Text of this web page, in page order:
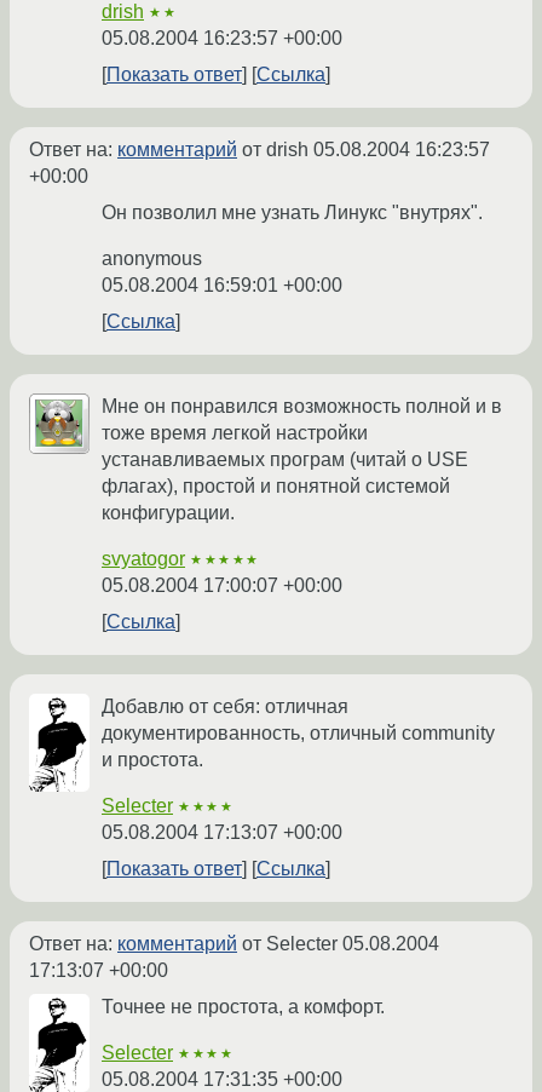
drish ★★
05.08.2004 16:23:57 +00:00
Показать ответ
Ссылка
Ответ на: комментарий от drish 05.08.2004 16:23:57
+00:00
Он позволил мне узнать Линукс "внутрях".
anonymous
05.08.2004 16:59:01 +00:00
Ссылка
Мне он понравился возможность полной и в
тоже время легкой настройки
устанавливаемых програм (читай о USE
флагах), простой и понятной системой
конфигурации.
svyatogor ★★★★★
05.08.2004 17:00:07 +00:00
Ссылка
Добавлю от себя: отличная
документированность, отличный community
и простота.
Selecter ★★★★
05.08.2004 17:13:07 +00:00
Показать ответ
Ссылка
Ответ на: комментарий от Selecter 05.08.2004
17:13:07 +00:00
Точнее не простота, а комфорт.
Selecter ★★★★
05.08.2004 17:31:35 +00:00